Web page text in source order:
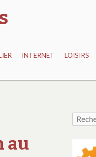
INTERNET LOISIRS
au